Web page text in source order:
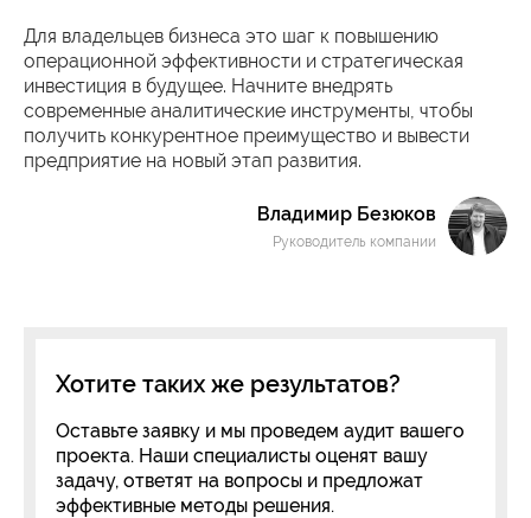
Для владельцев бизнеса это шаг к повышению
операционной эффективности и стратегическая
инвестиция в будущее. Начните внедрять
современные аналитические инструменты, чтобы
получить конкурентное преимущество и вывести
предприятие на новый этап развития.
Владимир Безюков
Руководитель компании
Хотите таких же результатов?
Оставьте заявку и мы проведем аудит вашего
проекта. Наши специалисты оценят вашу
задачу, ответят на вопросы и предложат
эффективные методы решения.